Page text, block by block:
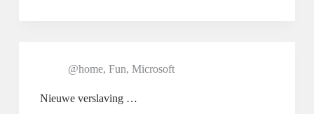
@home, Fun, Microsoft
Nieuwe verslaving …